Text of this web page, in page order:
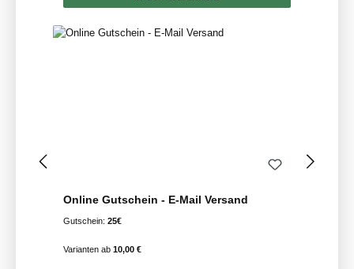
Online Gutschein - E-Mail Versand
Gutschein: 25€
Varianten ab10,00 €